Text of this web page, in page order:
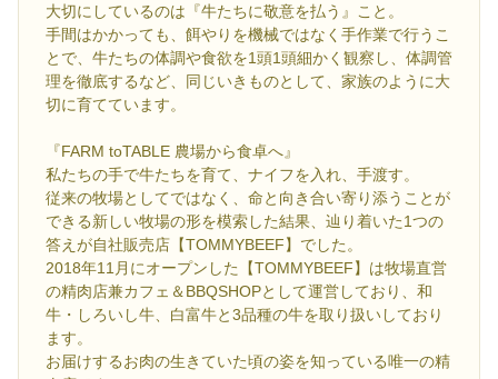
大切にしているのは『牛たちに敬意を払う』こと。
手間はかかっても、餌やりを機械ではなく手作業で行うこ
とで、牛たちの体調や食欲を1頭1頭細かく観察し、体調管
理を徹底するなど、同じいきものとして、家族のように大
切に育てています。
『FARM toTABLE 農場から食卓へ』
私たちの手で牛たちを育て、ナイフを入れ、手渡す。
従来の牧場としてではなく、命と向き合い寄り添うことが
できる新しい牧場の形を模索した結果、辿り着いた1つの
答えが自社販売店【TOMMYBEEF】でした。
2018年11月にオープンした【TOMMYBEEF】は牧場直営
の精肉店兼カフェ＆BBQSHOPとして運営しており、和
牛・しろいし牛、白富牛と3品種の牛を取り扱いしており
ます。
お届けするお肉の生きていた頃の姿を知っている唯一の精